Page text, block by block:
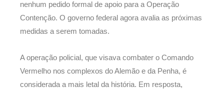
nenhum pedido formal de apoio para a Operação
Contenção. O governo federal agora avalia as próximas
medidas a serem tomadas.
A operação policial, que visava combater o Comando
Vermelho nos complexos do Alemão e da Penha, é
considerada a mais letal da história. Em resposta,